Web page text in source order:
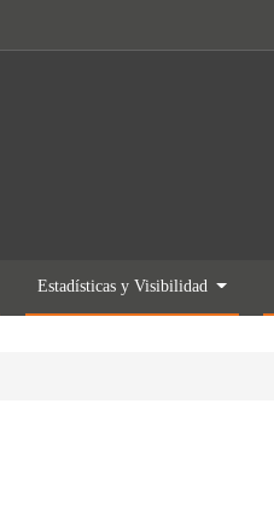
Estadísticas y Visibilidad